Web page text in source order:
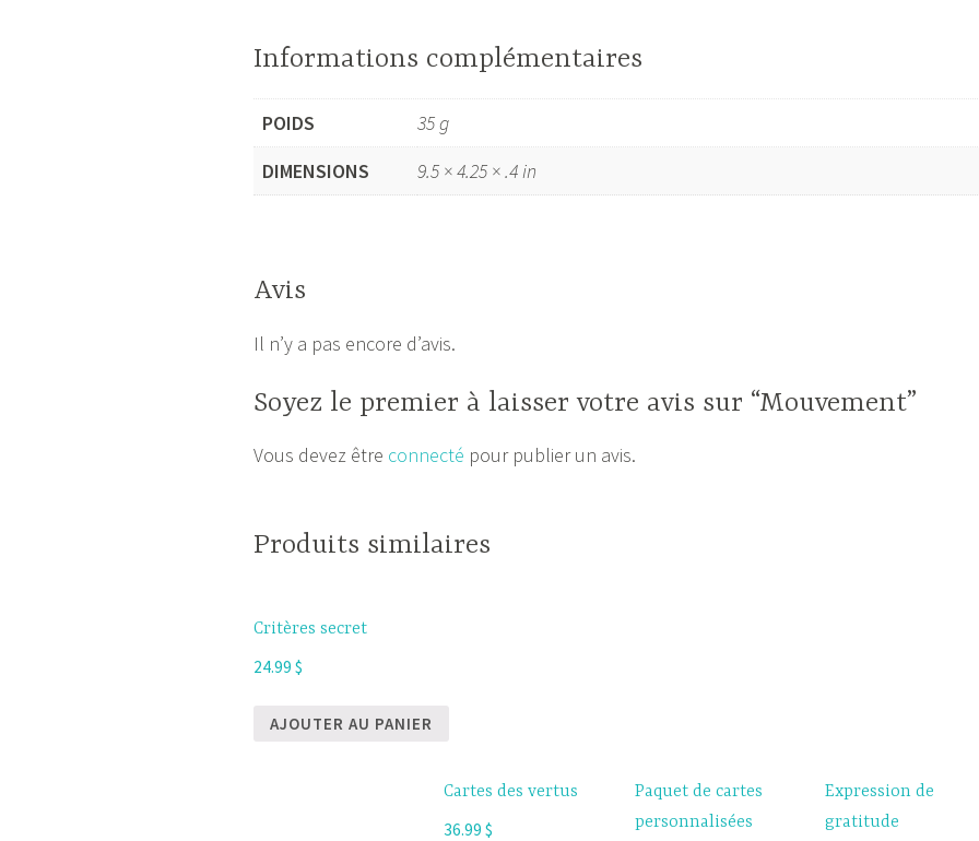
Informations complémentaires
POIDS
35 g
DIMENSIONS
9.5 × 4.25 × .4 in
Avis
Il n’y a pas encore d’avis.
Soyez le premier à laisser votre avis sur “Mouvement”
Vous devez être connecté pour publier un avis.
Produits similaires
Critères secret
24.99 $
AJOUTER AU PANIER
Cartes des vertus
36.99$
Paquet de cartes
personnalisées
Expression de
gratitude